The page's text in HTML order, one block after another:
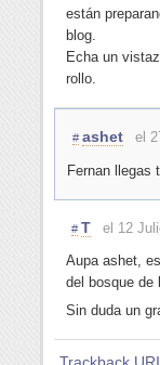
están
blog.
Echa un
rollo.
# ashet el
Fernan llegas
# T
el 12
Aupa ashet,
del bosque de
Sin duda un